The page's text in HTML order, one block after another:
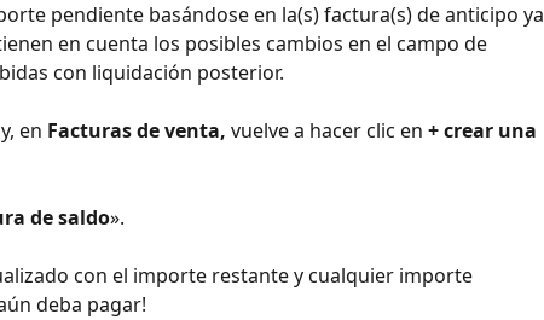
pendiente basándose en la(s) factura(s) de anticipo ya
en cuenta los posibles cambios en el campo de
con liquidación posterior.
en Facturas de venta, vuelve a hacer clic en + crear una
de saldo».
con el importe restante y cualquier importe
deba pagar!